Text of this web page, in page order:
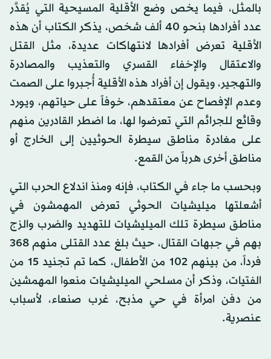
بالمثل، فيما يخص وضع الأقلية المسيحية التي يُقدَّر
عدد أفرادها بنحو 40 ألف شخص، يذكر الكتاب أن هذه
الأقلية تعرض أفرادها لانتهاكات عديدة، مثل القتل
والاعتقال والإخفاء القسري والتعذيب والمصادرة
والتهجير، ويقول إن أفراد هذه الأقلية أُجبروا على الصمت
وعدم الإفصاح عن معتقدهم، خوفاً على حياتهم، ويورد
وقائع للجرائم التي تعرضوا لها، ما اضطر القادرين منهم
على مغادرة مناطق سيطرة الحوثيين إلى الخارج أو
مناطق أخرى هرباً من القمع.
وبحسب ما جاء في الكتاب، فإنه ومنذ اندلاع الحرب التي
أشعلتها ميليشيات الحوثي تعرض المهمشون في
مناطق سيطرة تلك الميليشيات للتهديد والضرب والزج
بهم في جبهات القتال، حيث بلغ عدد القتلى منهم 368
فرداً، من بينهم 102 من الأطفال، كما تم تجنيد 15 من
الفتيات، وذكر أن مسلحي الميليشيات منعوا المهمشين
من دفن امرأة في حي مذبح، غرب صنعاء، لأسباب
عنصرية.